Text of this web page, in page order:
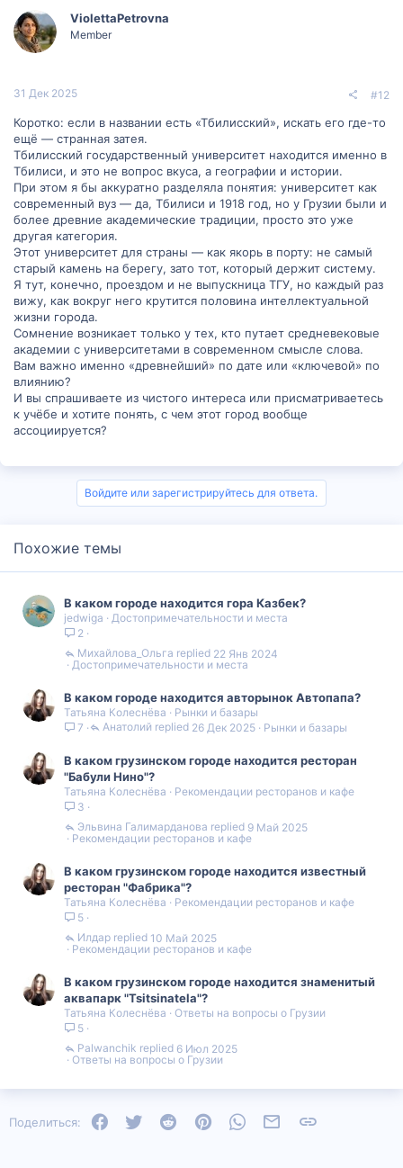
ViolettaPetrovna
Member
31 Дек 2025 #12
Коротко: если в названии есть «Тбилисский», искать его где-то
ещё — странная затея.
Тбилисский государственный университет находится именно в
Тбилиси, и это не вопрос вкуса, а географии и истории.
При этом я бы аккуратно разделяла понятия: университет как
современный вуз — да, Тбилиси и 1918 год, но у Грузии были и
более древние академические традиции, просто это уже
другая категория.
Этот университет для страны — как якорь в порту: не самый
старый камень на берегу, зато тот, который держит систему.
Я тут, конечно, проездом и не выпускница ТГУ, но каждый раз
вижу, как вокруг него крутится половина интеллектуальной
жизни города.
Сомнение возникает только у тех, кто путает средневековые
академии с университетами в современном смысле слова.
Вам важно именно «древнейший» по дате или «ключевой» по
влиянию?
И вы спрашиваете из чистого интереса или присматриваетесь
к учёбе и хотите понять, с чем этот город вообще
ассоциируется?
Войдите или зарегистрируйтесь для ответа.
Похожие темы
В каком городе находится гора Казбек?
jedwiga
Достопримечательности и места
2
Достопримечательности и места
22 Янв 2024
Михайлова_Ольга
В каком городе находится авторынок Автопапа?
Татьяна Колеснёва
Рынки и базары
7
Рынки и базары
26 Дек 2025
Анатолий
В каком грузинском городе находится ресторан
"Бабули Нино"?
Татьяна Колеснёва
Рекомендации ресторанов и кафе
3
Рекомендации ресторанов и кафе
9 Май 2025
Эльвина Галимарданова
В каком грузинском городе находится известный
ресторан "Фабрика"?
Татьяна Колеснёва
Рекомендации ресторанов и кафе
5
Рекомендации ресторанов и кафе
10 Май 2025
Илдар
В каком грузинском городе находится знаменитый
аквапарк "Tsitsinatela"?
Татьяна Колеснёва
Ответы на вопросы о Грузии
5
Ответы на вопросы о Грузии
6 Июл 2025
Palwanchik
Поделиться: FacebookTwitter Reddit PinterestWhatsAppЭлектронная почта